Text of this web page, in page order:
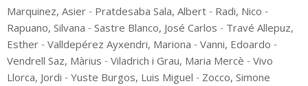
Marquinez, Asier - Pratdesaba Sala, Albert - Radi, Nico -
Rapuano, Silvana - Sastre Blanco, José Carlos - Travé Allepuz,
Esther - Valldepérez Ayxendri, Mariona - Vanni, Edoardo -
Vendrell Saz, Màrius - Viladrich i Grau, Maria Mercè - Vivo
Llorca, Jordi - Yuste Burgos, Luis Miguel - Zocco, Simone